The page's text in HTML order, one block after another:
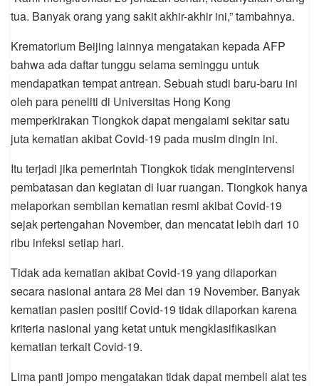
tua. Banyak orang yang sakit akhir-akhir ini,” tambahnya.
Krematorium Beijing lainnya mengatakan kepada AFP
bahwa ada daftar tunggu selama seminggu untuk
mendapatkan tempat antrean. Sebuah studi baru-baru ini
oleh para peneliti di Universitas Hong Kong
memperkirakan Tiongkok dapat mengalami sekitar satu
juta kematian akibat Covid-19 pada musim dingin ini.
Itu terjadi jika pemerintah Tiongkok tidak mengintervensi
pembatasan dan kegiatan di luar ruangan. Tiongkok hanya
melaporkan sembilan kematian resmi akibat Covid-19
sejak pertengahan November, dan mencatat lebih dari 10
ribu infeksi setiap hari.
Tidak ada kematian akibat Covid-19 yang dilaporkan
secara nasional antara 28 Mei dan 19 November. Banyak
kematian pasien positif Covid-19 tidak dilaporkan karena
kriteria nasional yang ketat untuk mengklasifikasikan
kematian terkait Covid-19.
Lima panti jompo mengatakan tidak dapat membeli alat tes